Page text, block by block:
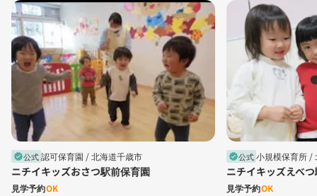
verified公式認可保育園 /北海道千歳市
ニチイキッズおさつ駅前保育園
見学予約OK
verified公式小規模保育所 /
ニチイキッズえべ
見学予約OK